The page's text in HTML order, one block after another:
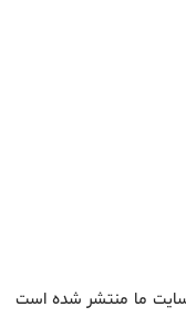
ما منتشر شده است